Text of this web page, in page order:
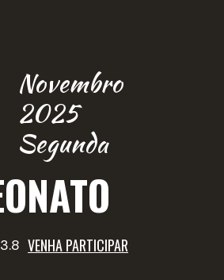
Novembro
2025
Segunda
VENHA PARTICIPAR